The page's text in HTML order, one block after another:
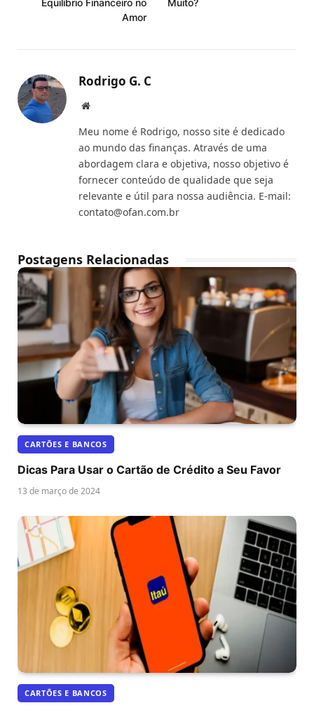
Amor
Rodrigo G. C
Website
Meu nome é Rodrigo, nosso site é dedicado
ao mundo das finanças. Através de uma
abordagem clara e objetiva, nosso objetivo é
fornecer conteúdo de qualidade que seja
relevante e útil para nossa audiência. E-mail:
contato@ofan.com.br
Postagens Relacionadas
CARTÕES E BANCOS
Dicas Para Usar o Cartão de Crédito a Seu Favor
13 de março de 2024
CARTÕES E BANCOS